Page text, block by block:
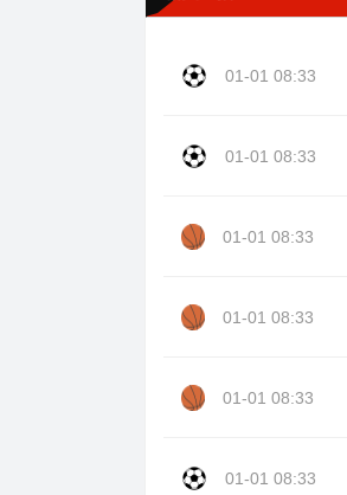
01-01 08:33
01-01 08:33
01-01 08:33
01-01 08:33
01-01 08:33
01-01 08:33